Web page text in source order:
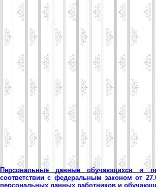
Персональные данные обучающихся и
соответствии с федеральным законом от
персональных данных работников и